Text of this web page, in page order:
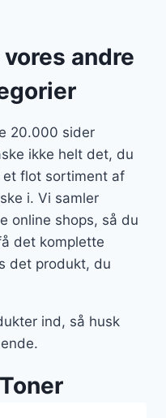
andre
20.000 sider
ikke helt det, du
et flot sortiment af
i. Vi samler
online shops, så du
det komplette
det produkt, du
ind, så husk